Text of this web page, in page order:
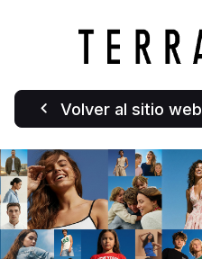
Volver al sitio web